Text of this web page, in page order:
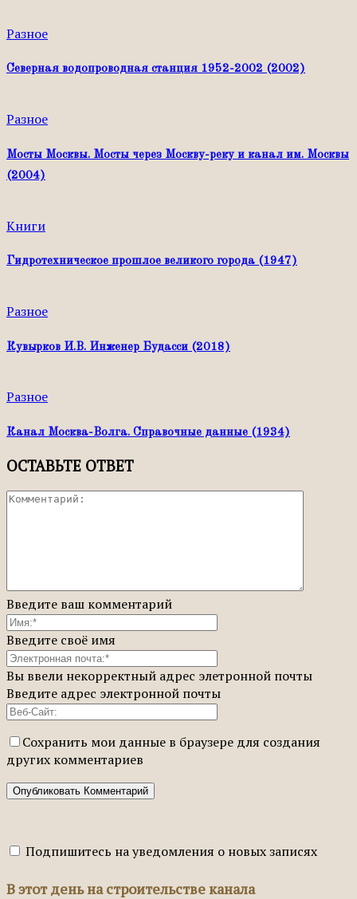
Разное
Северная водопроводная станция 1952-2002 (2002)
Разное
Мосты Москвы. Мосты через Mосквy-реку и канал им. Москвы
(2004)
Книги
Гидротехническое прошлое великого города (1947)
Разное
Кувырков И.В. Инженер Будасси (2018)
Разное
Канал Москва-Волга. Справочные данные (1934)
ОСТАВЬТЕ ОТВЕТ
Введите ваш комментарий
Введите своё имя
Вы ввели некорректный адрес элетронной почты
Введите адрес электронной почты
Сохранить мои данные в браузере для создания
других комментариев
Подпишитесь на уведомления о новых записях
В этот день на строительстве канала